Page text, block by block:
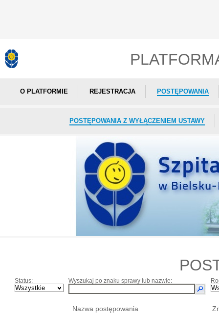
O PLATFORMIE REJESTRACJA POSTĘPOWANIA
POSTĘPOWANIA Z WYŁĄCZENIEM USTAWY
Status: Wyszukaj po znaku sprawy lub nazwie:
Nazwa postępowania